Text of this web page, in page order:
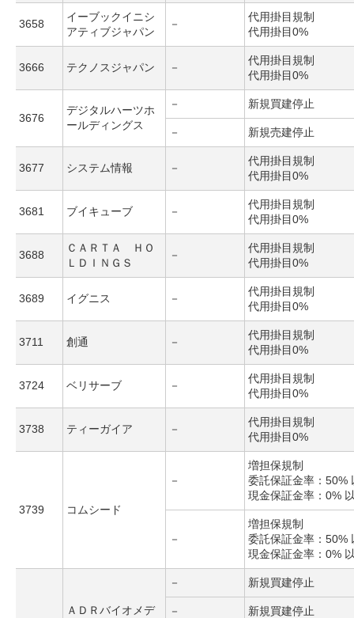
3658
イーブックイニシ
アティブジャパン
－
代用掛目規制
代用掛目0%
3666 テクノスジャパン －
代用掛目規制
代用掛目0%
3676
デジタルハーツホ
ールディングス
－ 新規買建停止
－ 新規売建停止
3677 システム情報 －
代用掛目規制
代用掛目0%
3681 ブイキューブ －
代用掛目規制
代用掛目0%
3688
ＣＡＲＴＡ ＨＯ
ＬＤＩＮＧＳ
－
代用掛目規制
代用掛目0%
3689 イグニス －
代用掛目規制
代用掛目0%
3711 創通 －
代用掛目規制
代用掛目0%
3724 ベリサーブ －
代用掛目規制
代用掛目0%
3738 ティーガイア －
代用掛目規制
代用掛目0%
3739 コムシード
－
増担保規制
委託保証金率：50%
現金保証金率：0%
－
増担保規制
委託保証金率：50%
現金保証金率：0%
ＡＤＲバイオメデ
－ 新規買建停止
－ 新規買建停止